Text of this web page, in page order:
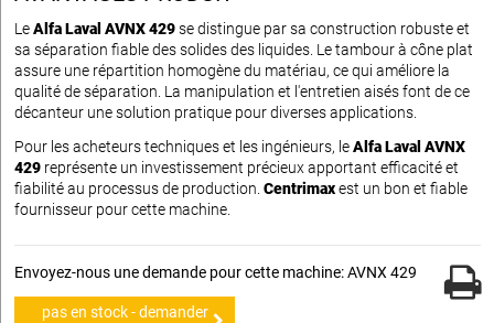
LeAlfa Laval AVNX 429se distingue par sa construction robuste et
sa séparation fiable des solides des liquides. Le tambour à cône plat
assure une répartition homogène du matériau, ce qui améliore la
qualité de séparation. La manipulation et l'entretien aisés font de ce
décanteur une solution pratique pour diverses applications.
Pour les acheteurs techniques et les ingénieurs, leAlfa Laval AVNX
429 représente un investissement précieux apportant efficacité et
fiabilité au processus de production. Centrimaxest un bon et fiable
fournisseur pour cette machine.
Envoyez-nous une demande pour cette machine: AVNX 429
pas en stock - demander